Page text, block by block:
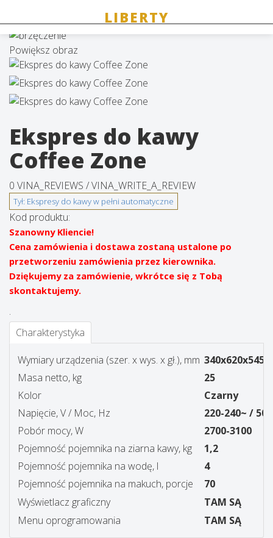
Powiększ obraz
Ekspres do kawy
Coffee Zone
0 VINA_REVIEWS /VINA_WRITE_A_REVIEW
Kod produktu:
Szanowny Kliencie!
Cena zamówienia i dostawa zostaną ustalone po
przetworzeniu zamówienia przez kierownika.
Dziękujemy za zamówienie, wkrótce się z Tobą
skontaktujemy.
.
Charakterystyka
Wymiary urządzenia (szer. x wys. x gł.), mm 340x620x545
Masa netto, kg
25
Kolor
Czarny
Napięcie, V / Moc, Hz
220-240~ /
Pobór mocy, W
2700-3100
Pojemność pojemnika na ziarna kawy, kg
1,2
Pojemność pojemnika na wodę, l
4
Pojemność pojemnika na makuch, porcje
70
Wyświetlacz graficzny
TAM SĄ
Menu oprogramowania
TAM SĄ